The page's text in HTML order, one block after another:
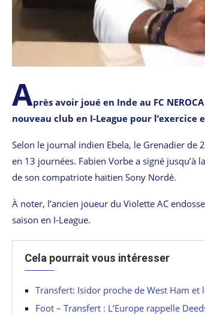
Après avoir joué en Inde au FC
nouveau club en I-League pour l’exercice
Selon le journal indien Ebela, le Grenadier de
en 13 journées. Fabien Vorbe a signé
de son compatriote haïtien Sony Nordé.
À noter, l’ancien joueur du Violette AC
saison en I-League.
Cela pourrait vous intéresser
Transfert: Isidor proche de West Ham
Foot – Transfert : L’Europe rappelle